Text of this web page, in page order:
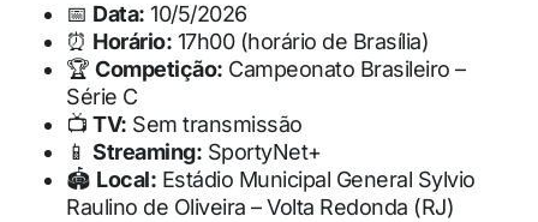
📅 Data: 10/5/2026
⏰ Horário: 17h00 (horário de Brasília)
🏆 Competição: Campeonato Brasileiro –
Série C
📺 TV: Sem transmissão
📱 Streaming: SportyNet+
🏟 Local: Estádio Municipal General Sylvio
Raulino de Oliveira – Volta Redonda (RJ)